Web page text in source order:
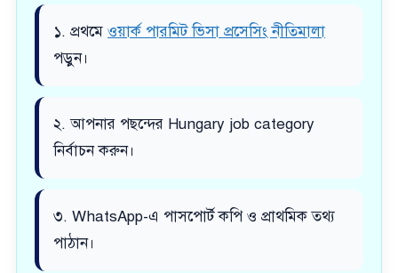
১. প্রথমে ওয়ার্ক পারমিট ভিসা প্রসেসিং নীতিমালা
পড়ুন।
২. আপনার পছন্দের Hungary job category
নির্বাচন করুন।
৩. WhatsApp-এ পাসপোর্ট কপি ও প্রাথমিক তথ্য
পাঠান।